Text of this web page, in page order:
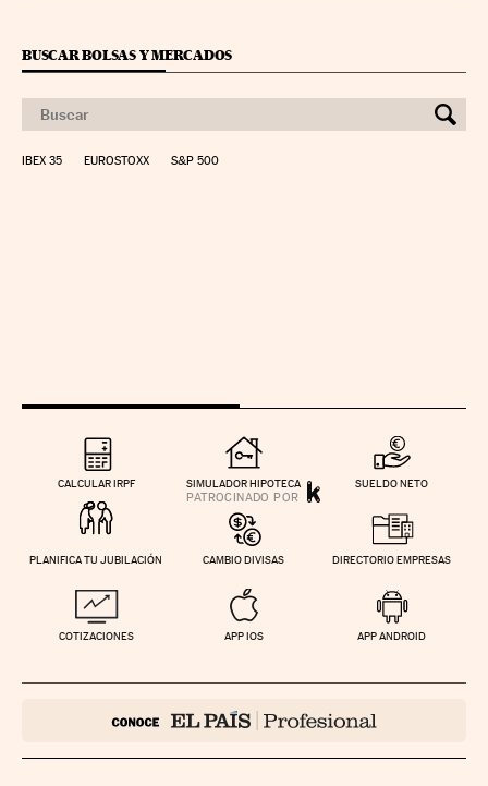
BUSCAR BOLSAS Y MERCADOS
IBEX 35 EUROSTOXX S&P 500
CALCULAR IRPF SIMULADOR HIPOTECA SUELDO NETO
PLANIFICA TU JUBILACIÓN CAMBIO DIVISAS DIRECTORIO EMPRESAS
COTIZACIONES APP IOS APP ANDROID